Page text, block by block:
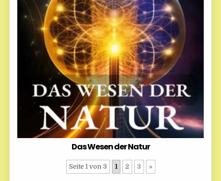
Das Wesen der Natur
Seite 1 von 3 1 2 3 »